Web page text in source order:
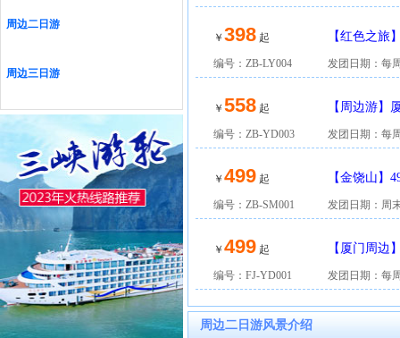
周边二日游
周边三日游
￥ 398 起
【红色之旅
汽车二日
编号：ZB-LY004 发团日期：每
￥ 558 起
【周边游】
酒店汽车2日
编号：ZB-YD003 发团日期：每
￥ 499 起 【金饶山】
编号：ZB-SM001 发团日期：周
￥ 499 起 【厦门周边
编号：FJ-YD001 发团日期：每
周边二日游风景介绍